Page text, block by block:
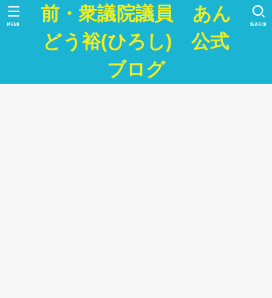
前・衆議院議員 あん
どう裕(ひろし) 公式
ブログ
SEARCH
MENU